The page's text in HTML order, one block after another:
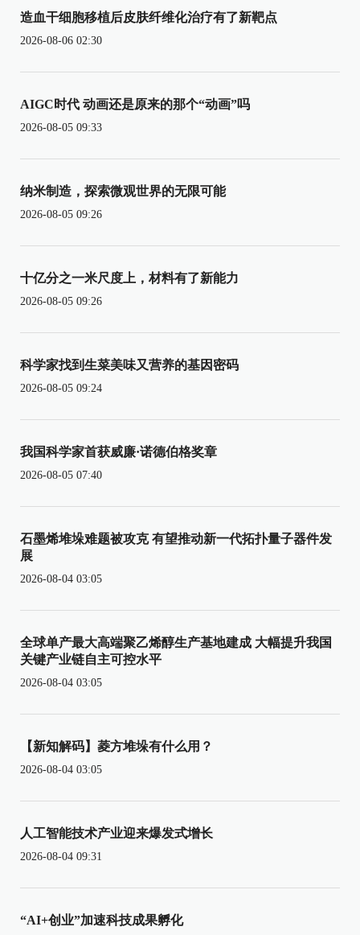
造血干细胞移植后皮肤纤维化治疗有了新靶点
2026-08-06 02:30
AIGC时代 动画还是原来的那个“动画”吗
2026-08-05 09:33
纳米制造，探索微观世界的无限可能
2026-08-05 09:26
十亿分之一米尺度上，材料有了新能力
2026-08-05 09:26
科学家找到生菜美味又营养的基因密码
2026-08-05 09:24
我国科学家首获威廉·诺德伯格奖章
2026-08-05 07:40
石墨烯堆垛难题被攻克 有望推动新一代拓扑量子器件发
展
2026-08-04 03:05
全球单产最大高端聚乙烯醇生产基地建成 大幅提升我国
关键产业链自主可控水平
2026-08-04 03:05
【新知解码】菱方堆垛有什么用？
2026-08-04 03:05
人工智能技术产业迎来爆发式增长
2026-08-04 09:31
“AI+创业”加速科技成果孵化